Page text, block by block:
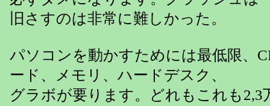
旧さすのは非常に難しかった。
パソコンを動かすためには最低限、
ード、メモリ、ハードデスク、
グラボが要ります。どれもこれも2,3